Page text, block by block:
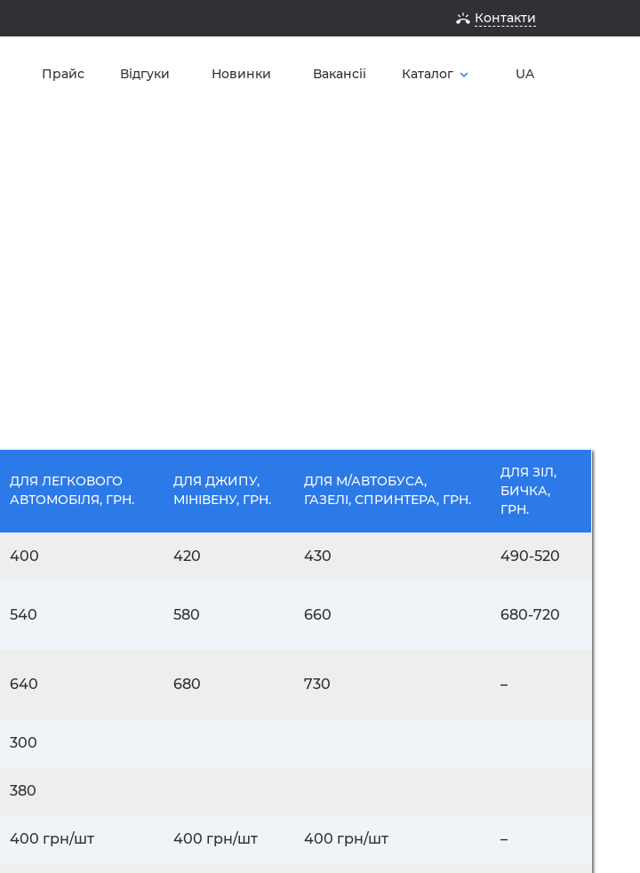
ring_volume Контакти
Прайс Відгуки Новинки Вакансії Каталог expand_more UA
ДЛЯ ЛЕГКОВОГО
АВТОМОБІЛЯ, ГРН.
ДЛЯ ДЖИПУ,
МІНІВЕНУ, ГРН.
ДЛЯ М/АВТОБУСА,
ГАЗЕЛІ, СПРИНТЕРА, ГРН.
ДЛЯ ЗІЛ,
БИЧКА,
ГРН.
400 420 430 490-520
540 580 660 680-720
640 680 730 –
300
380
400 грн/шт 400 грн/шт 400 грн/шт –